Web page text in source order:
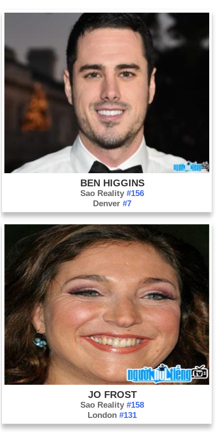
BEN HIGGINS
Sao Reality #156
Denver #7
JO FROST
Sao Reality #158
London #131